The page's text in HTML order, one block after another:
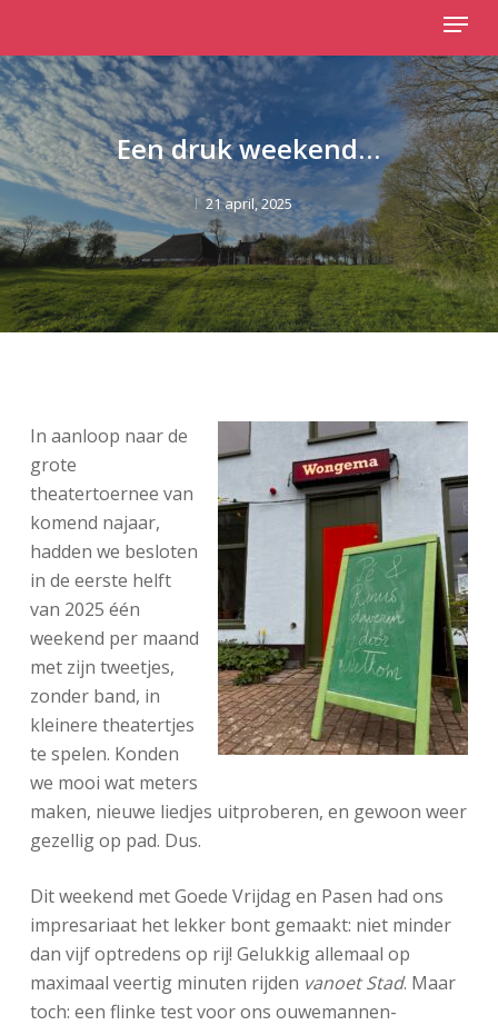
main
content
Menu
Een druk weekend…
21 april, 2025
In aanloop naar de
grote
theatertoernee van
komend najaar,
hadden we besloten
in de eerste helft
van 2025 één
weekend per maand
met zijn tweetjes,
zonder band, in
kleinere theatertjes
te spelen. Konden
we mooi wat meters
maken, nieuwe liedjes uitproberen, en gewoon weer
gezellig op pad. Dus.
Dit weekend met Goede Vrijdag en Pasen had ons
impresariaat het lekker bont gemaakt: niet minder
dan vijf optredens op rij! Gelukkig allemaal op
maximaal veertig minuten rijden vanoet Stad. Maar
toch: een flinke test voor ons ouwemannen-
Close
Menu